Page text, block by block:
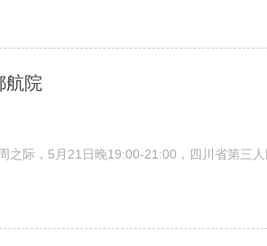
航院
际，5月21日晚19:00-21:00，四川省第三